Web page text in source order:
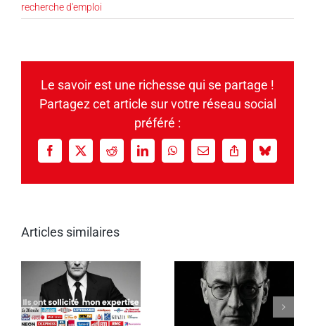
recherche d'emploi
Le savoir est une richesse qui se partage !
Partagez cet article sur votre réseau social
préféré :
Facebook
X RedditLinkedInWhatsApp
Email
Copy
Link
Bluesky
Articles similaires